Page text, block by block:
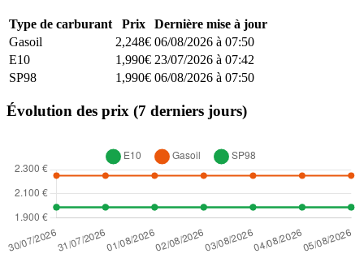
Type de carburant Prix
Dernière mise à jour
Gasoil
2,248€ 06/08/2026 à 07:50
E10
1,990€ 23/07/2026 à 07:42
SP98
1,990€ 06/08/2026 à 07:50
Évolution des prix (7 derniers jours)